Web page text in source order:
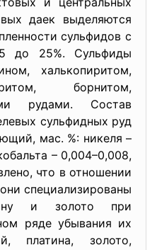
даек выделяются
сульфидов с
до 25%. Сульфиды
халькопиритом,
борнитом,
рудами. Состав
сульфидных руд
мас. %: никеля –
– 0,004–0,008,
что в отношении
специализированы
и золото при
ряде убывания их
платина, золото,